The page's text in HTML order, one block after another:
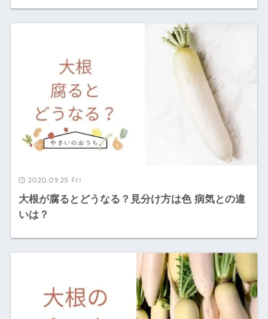
2020.09.25 Fri
大根が腐るとどうなる？見分け方は色 病気との違
いは？